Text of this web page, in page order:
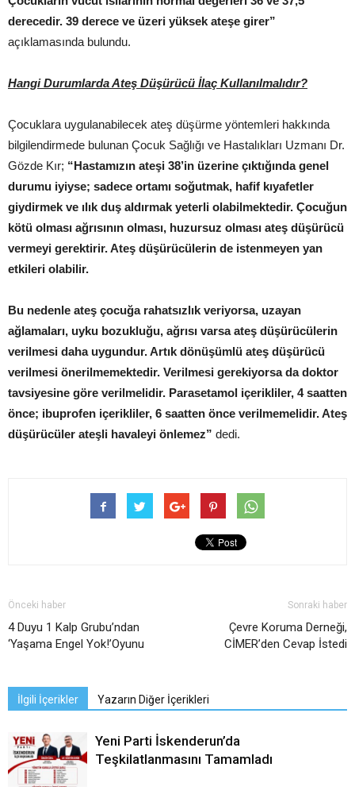
derecedir. 39 derece ve üzeri yüksek ateşe girer”
açıklamasında bulundu.
Hangi Durumlarda Ateş Düşürücü İlaç Kullanılmalıdır?
Çocuklara uygulanabilecek ateş düşürme yöntemleri hakkında
bilgilendirmede bulunan Çocuk Sağlığı ve Hastalıkları Uzmanı Dr.
Gözde Kır; “Hastamızın ateşi 38’in üzerine çıktığında genel
durumu iyiyse; sadece ortamı soğutmak, hafif kıyafetler
giydirmek ve ılık duş aldırmak yeterli olabilmektedir. Çocuğun
kötü olması ağrısının olması, huzursuz olması ateş düşürücü
vermeyi gerektirir. Ateş düşürücülerin de istenmeyen yan
etkileri olabilir.
Bu nedenle ateş çocuğa rahatsızlık veriyorsa, uzayan
ağlamaları, uyku bozukluğu, ağrısı varsa ateş düşürücülerin
verilmesi daha uygundur. Artık dönüşümlü ateş düşürücü
verilmesi önerilmemektedir. Verilmesi gerekiyorsa da doktor
tavsiyesine göre verilmelidir. Parasetamol içerikliler, 4 saatten
önce; ibuprofen içerikliler, 6 saatten önce verilmemelidir. Ateş
düşürücüler ateşli havaleyi önlemez” dedi.
Önceki haber
4 Duyu 1 Kalp Grubu’ndan
‘Yaşama Engel Yok!’Oyunu
Sonraki haber
Çevre Koruma Derneği,
CİMER’den Cevap İstedi
İlgili İçerikler Yazarın Diğer İçerikleri
Yeni Parti İskenderun’da
Teşkilatlanmasını Tamamladı